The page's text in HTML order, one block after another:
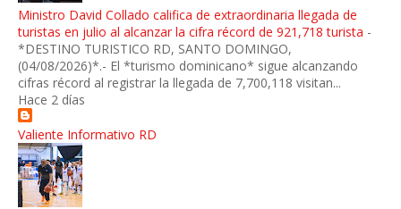
Ministro David Collado califica de extraordinaria llegada de
turistas en julio al alcanzar la cifra récord de 921,718 turista -
*DESTINO TURISTICO RD, SANTO DOMINGO,
(04/08/2026)*.- El *turismo dominicano* sigue alcanzando
cifras récord al registrar la llegada de 7,700,118 visitan...
Hace 2 días
Valiente Informativo RD